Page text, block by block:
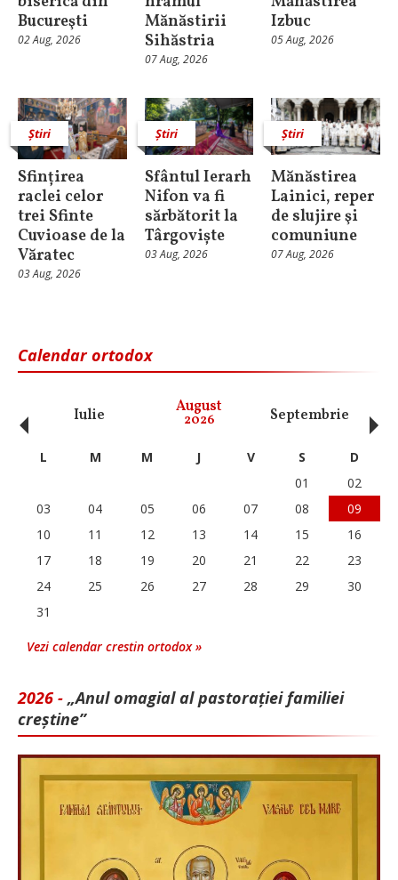
Bucureşti
02 Aug, 2026
Mănăstirii
Sihăstria
07 Aug, 2026
Izbuc
05 Aug, 2026
Știri
Sfințirea
raclei celor
trei Sfinte
Cuvioase de la
Văratec
03 Aug, 2026
Știri
Sfântul Ierarh
Nifon va fi
sărbătorit la
Târgoviște
03 Aug, 2026
Știri
Mănăstirea
Lainici, reper
de slujire şi
comuniune
07 Aug, 2026
Calendar ortodox
Iulie August
2026 Septembrie
‹ L M M J V S
D
01
02
03
04 05 06 07 08
09
10
11 12 13 14 15
16
17
18 19 20 21 22
23
24
25 26 27 28 29
30
31
Vezi calendar crestin ortodox »
2026 - „Anul omagial al pastorației familiei
creștine”